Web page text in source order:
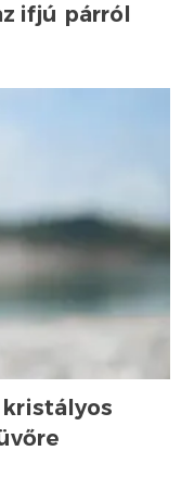
ifjú párról